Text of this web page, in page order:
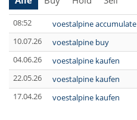
08:52 voestalpine accumulate
10.07.26
voestalpine buy
04.06.26
voestalpine kaufen
22.05.26
voestalpine kaufen
17.04.26
voestalpine kaufen